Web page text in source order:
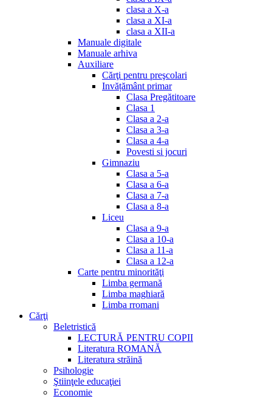
clasa a X-a
clasa a XI-a
clasa a XII-a
Manuale digitale
Manuale arhiva
Auxiliare
Cărţi pentru preşcolari
Invățământ primar
Clasa Pregătitoare
Clasa 1
Clasa a 2-a
Clasa a 3-a
Clasa a 4-a
Povesti si jocuri
Gimnaziu
Clasa a 5-a
Clasa a 6-a
Clasa a 7-a
Clasa a 8-a
Liceu
Clasa a 9-a
Clasa a 10-a
Clasa a 11-a
Clasa a 12-a
Carte pentru minorităţi
Limba germană
Limba maghiară
Limba rromani
Cărţi
Beletristică
LECTURĂ PENTRU COPII
Literatura ROMANĂ
Literatura străină
Psihologie
Ştiinţele educaţiei
Economie